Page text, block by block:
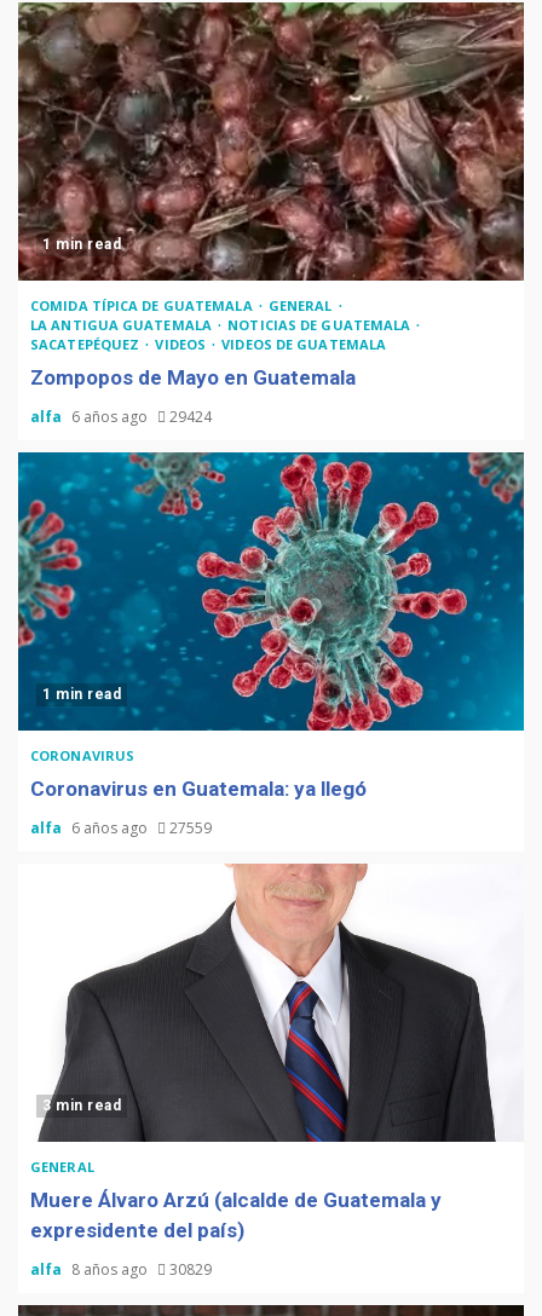
1 min read
COMIDA TÍPICA DE GUATEMALA
GENERAL
LA ANTIGUA GUATEMALA
NOTICIAS DE GUATEMALA
SACATEPÉQUEZ
VIDEOS VIDEOS DE GUATEMALA
Zompopos de Mayo en Guatemala
alfa 6 años ago 29424
1 min read
CORONAVIRUS
Coronavirus en Guatemala: ya llegó
alfa 6 años ago 27559
3 min read
GENERAL
Muere Álvaro Arzú (alcalde de Guatemala y
expresidente del país)
alfa 8 años ago 30829